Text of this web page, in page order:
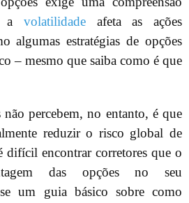
a volatilidadeafeta as ações
algumas estratégias de opções
– mesmo que saiba como é que
não percebem, no entanto, é que
reduzir o risco global de
difícil encontrar corretores que o
das opções no seu
se um guia básico sobre como